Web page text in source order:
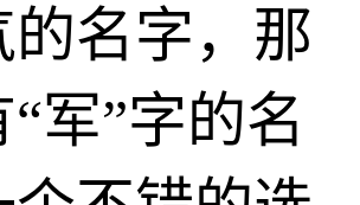
的名字，那
军”字的名